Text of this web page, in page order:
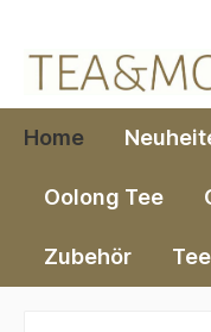
Home
Oolong Tee
Zubehör